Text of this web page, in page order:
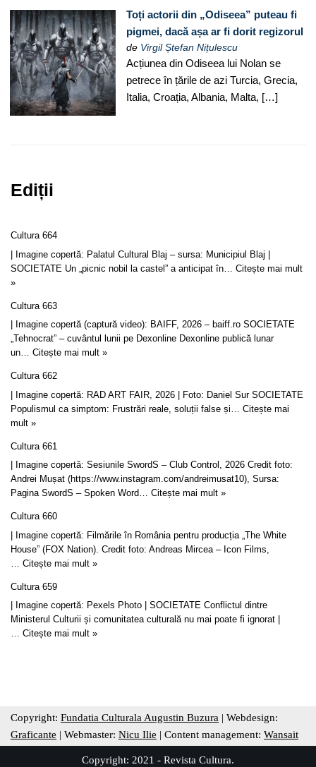
Toți actorii din „Odiseea” puteau fi
pigmei, dacă așa ar fi dorit regizorul
de Virgil Ștefan Nițulescu
Acțiunea din Odiseea lui Nolan se
petrece în țările de azi Turcia, Grecia,
Italia, Croația, Albania, Malta, […]
Ediții
Cultura 664
| Imagine copertă: Palatul Cultural Blaj – sursa: Municipiul Blaj |
SOCIETATE Un „picnic nobil la castel” a anticipat în… Citește mai mult
»
Cultura 663
| Imagine copertă (captură video): BAIFF, 2026 – baiff.ro SOCIETATE
„Tehnocrat” – cuvântul lunii pe Dexonline Dexonline publică lunar
un… Citește mai mult »
Cultura 662
| Imagine copertă: RAD ART FAIR, 2026 | Foto: Daniel Sur SOCIETATE
Populismul ca simptom: Frustrări reale, soluții false și… Citește mai
mult »
Cultura 661
| Imagine copertă: Sesiunile SwordS – Club Control, 2026 Credit foto:
Andrei Mușat (https://www.instagram.com/andreimusat10), Sursa:
Pagina SwordS – Spoken Word… Citește mai mult »
Cultura 660
| Imagine copertă: Filmările în România pentru producția „The White
House” (FOX Nation). Credit foto: Andreas Mircea – Icon Films,
Citește mai mult »
Cultura 659
| Imagine copertă: Pexels Photo | SOCIETATE Conflictul dintre
Ministerul Culturii și comunitatea culturală nu mai poate fi ignorat |
… Citește mai mult »
Copyright: Fundatia Culturala Augustin Buzura | Webdesign:
Graficante | Webmaster: Nicu Ilie | Content management: Wansait
Copyright: 2021 - Revista Cultura.